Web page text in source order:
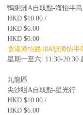
鴨脷洲A自取點-海怡半島
HKD $10.00 /
HKD $6.00
HKD $0.00
香港海怡路18A號海怡半
星期一至六: 11:30-20:30
九龍區
尖沙咀A自取點-星光行
HKD $10.00 /
HKD $6.00